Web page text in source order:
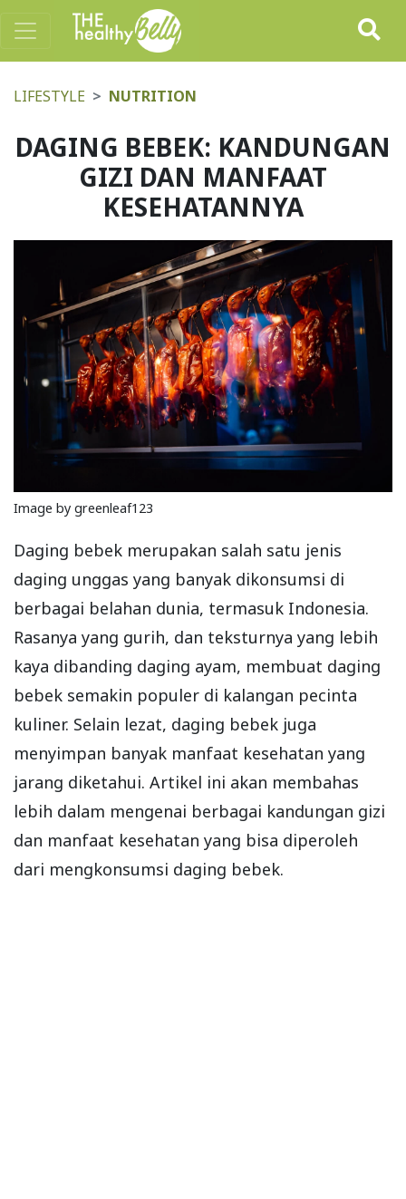
LIFESTYLE NUTRITION
DAGING BEBEK: KANDUNGAN
GIZI DAN MANFAAT
KESEHATANNYA
Image by greenleaf123
Daging bebek merupakan salah satu jenis
daging unggas yang banyak dikonsumsi di
berbagai belahan dunia, termasuk Indonesia.
Rasanya yang gurih, dan teksturnya yang lebih
kaya dibanding daging ayam, membuat daging
bebek semakin populer di kalangan pecinta
kuliner. Selain lezat, daging bebek juga
menyimpan banyak manfaat kesehatan yang
jarang diketahui. Artikel ini akan membahas
lebih dalam mengenai berbagai kandungan gizi
dan manfaat kesehatan yang bisa diperoleh
dari mengkonsumsi daging bebek.